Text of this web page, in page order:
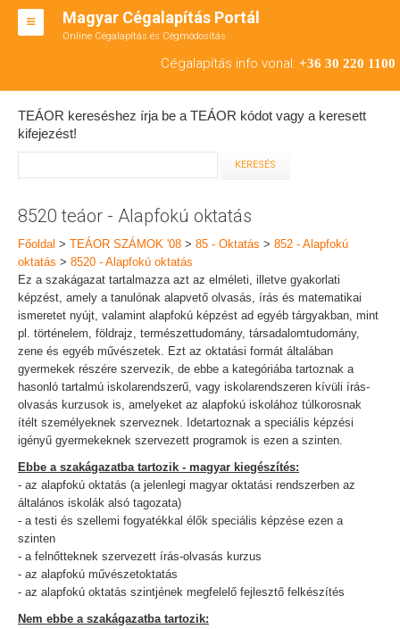
Magyar Cégalapítás Portál
Online Cégalapítás és Cégmódosítás
Cégalapítás info vonal: +36 30 220 1100
BT ALAPÍTÁS
RT ALAPÍTÁS
TEÁOR SZÁMOK '08
ENGEDÉLYKÖTELES
KAPCSOLAT
IRODÁK
TEÁOR kereséshez írja be a TEÁOR kódot vagy a keresett
kifejezést!
8520 teáor - Alapfokú oktatás
Főoldal > TEÁOR SZÁMOK '08 > 85 - Oktatás > 852 - Alapfokú
oktatás > 8520 - Alapfokú oktatás
Ez a szakágazat tartalmazza azt az elméleti, illetve gyakorlati
képzést, amely a tanulónak alapvető olvasás, írás és matematikai
ismeretet nyújt, valamint alapfokú képzést ad egyéb tárgyakban, mint
pl. történelem, földrajz, természettudomány, társadalomtudomány,
zene és egyéb művészetek. Ezt az oktatási formát általában
gyermekek részére szervezik, de ebbe a kategóriába tartoznak a
hasonló tartalmú iskolarendszerű, vagy iskolarendszeren kívüli írás-
olvasás kurzusok is, amelyeket az alapfokú iskolához túlkorosnak
ítélt személyeknek szerveznek. Idetartoznak a speciális képzési
igényű gyermekeknek szervezett programok is ezen a szinten.
Ebbe a szakágazatba tartozik - magyar kiegészítés:
- az alapfokú oktatás (a jelenlegi magyar oktatási rendszerben az
általános iskolák alsó tagozata)
- a testi és szellemi fogyatékkal élők speciális képzése ezen a
szinten
- a felnőtteknek szervezett írás-olvasás kurzus
- az alapfokú művészetoktatás
- az alapfokú oktatás szintjének megfelelő fejlesztő felkészítés
Nem ebbe a szakágazatba tartozik: